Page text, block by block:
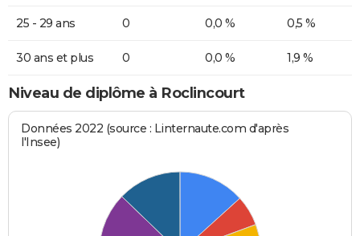
25 - 29 ans 0 0,0 % 0,5 %
30 ans et plus 0 0,0 % 1,9 %
Niveau de diplôme à Roclincourt
Données 2022 (source : Linternaute.com d'après
l'Insee)